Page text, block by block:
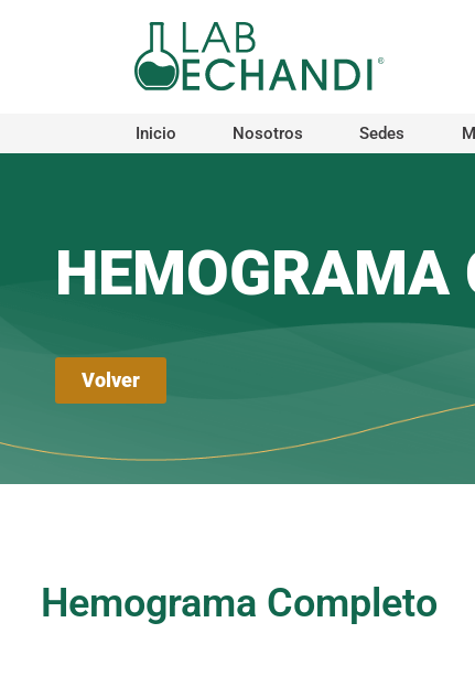
Inicio Nosotros Sedes
HEMOGRAMA
Volver
Hemograma Completo